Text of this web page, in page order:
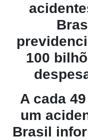
100
A cada
um
Brasil